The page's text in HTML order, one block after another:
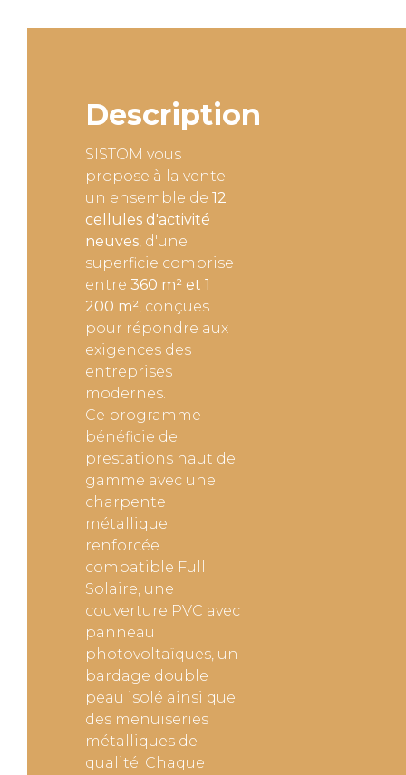
Description
SISTOM vous
propose à la vente
un ensemble de 12
cellules d'activité
neuves, d'une
superficie comprise
entre 360 m² et 1
200 m², conçues
pour répondre aux
exigences des
entreprises
modernes.
Ce programme
bénéficie de
prestations haut de
gamme avec une
charpente
métallique
renforcée
compatible Full
Solaire, une
couverture PVC avec
panneau
photovoltaïques, un
bardage double
peau isolé ainsi que
des menuiseries
métalliques de
qualité. Chaque